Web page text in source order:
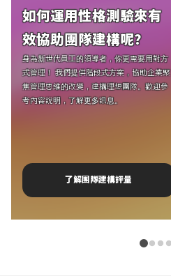
如何運用性格測驗來有
效協助團隊建構呢？
身為新世代員工的領導者，你更需要用對方
式管理！ 我們提供階段式方案，協助企業聚
焦管理思維的改變，建構理想團隊。歡迎參
考內容說明，了解更多訊息。
了解團隊建構評量